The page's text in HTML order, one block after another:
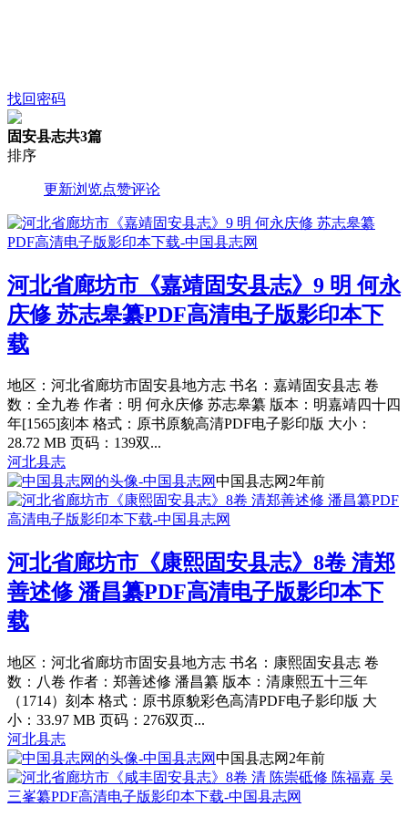
找回密码
固安县志共3篇
排序
更新浏览点赞评论
河北省廊坊市《嘉靖固安县志》9 明 何永
庆修 苏志皋纂PDF高清电子版影印本下
载
地区：河北省廊坊市固安县地方志 书名：嘉靖固安县志 卷
数：全九卷 作者：明 何永庆修 苏志皋纂 版本：明嘉靖四十四
年[1565]刻本 格式：原书原貌高清PDF电子影印版 大小：
28.72 MB 页码：139双...
河北县志
中国县志网 2年前
河北省廊坊市《康熙固安县志》8卷 清郑
善述修 潘昌纂PDF高清电子版影印本下
载
地区：河北省廊坊市固安县地方志 书名：康熙固安县志 卷
数：八卷 作者：郑善述修 潘昌纂 版本：清康熙五十三年
（1714）刻本 格式：原书原貌彩色高清PDF电子影印版 大
小：33.97 MB 页码：276双页...
河北县志
中国县志网 2年前